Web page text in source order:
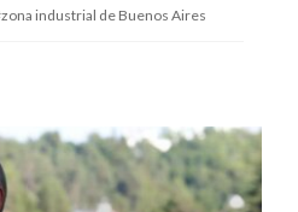
zona industrial de Buenos Aires